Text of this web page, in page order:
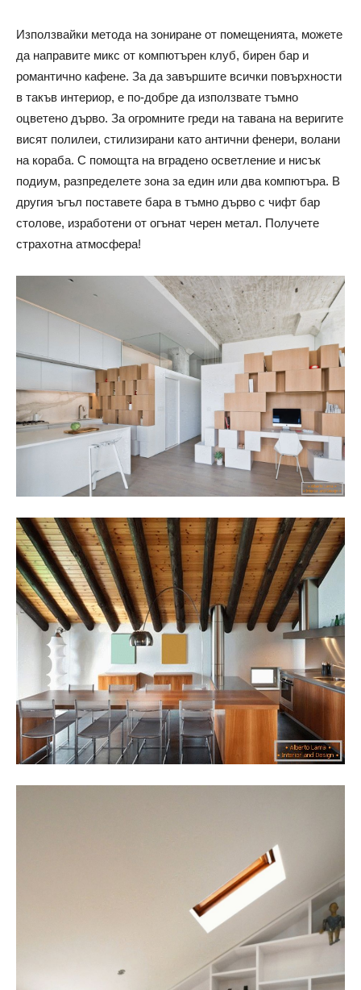
Използвайки метода на зониране от помещенията, можете
да направите микс от компютърен клуб, бирен бар и
романтично кафене. За да завършите всички повърхности
в такъв интериор, е по-добре да използвате тъмно
оцветено дърво. За огромните греди на тавана на веригите
висят полилеи, стилизирани като антични фенери, волани
на кораба. С помощта на вградено осветление и нисък
подиум, разпределете зона за един или два компютъра. В
другия ъгъл поставете бара в тъмно дърво с чифт бар
столове, изработени от огънат черен метал. Получете
страхотна атмосфера!